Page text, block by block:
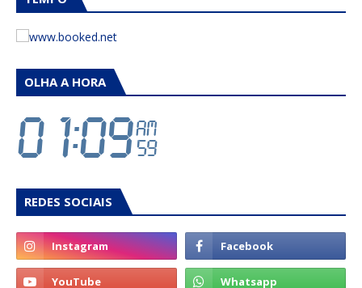
OLHA A HORA
REDES SOCIAIS